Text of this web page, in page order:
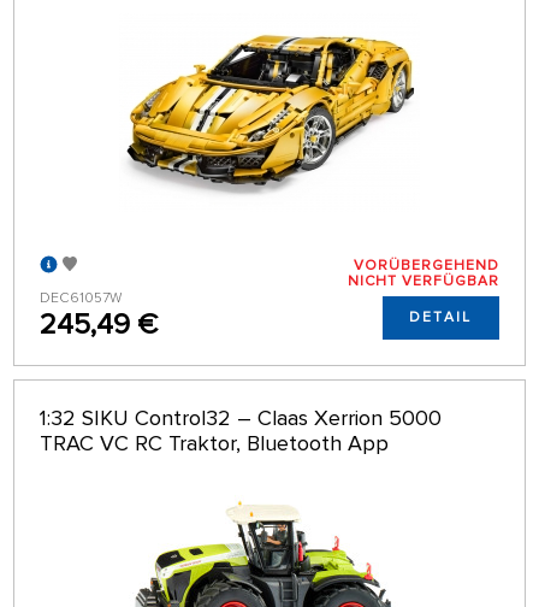
DEC61057W
245,49 €
VORÜBERGEHEND
NICHT VERFÜGBAR
DETAIL
1:32 SIKU Control32 – Claas Xerrion 5000
TRAC VC RC Traktor, Bluetooth App